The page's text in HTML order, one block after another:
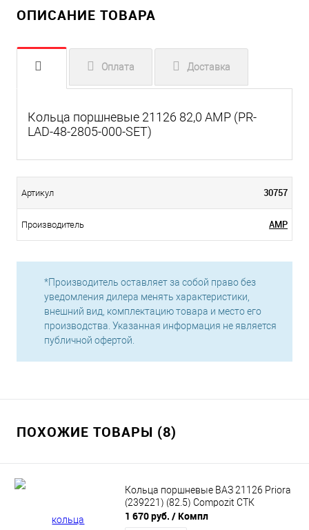
ОПИСАНИЕ ТОВАРА
Оплата Доставка
Кольца поршневые 21126 82,0 AMP (PR-
LAD-48-2805-000-SET)
Артикул 30757
Производитель AMP
*Производитель оставляет за собой право без
уведомления дилера менять характеристики,
внешний вид, комплектацию товара и место его
производства. Указанная информация не является
публичной офертой.
ПОХОЖИЕ ТОВАРЫ (8)
Кольца поршневые ВАЗ 21126 Priora
(239221) (82.5) Compozit СТК
1 670 руб. / Компл